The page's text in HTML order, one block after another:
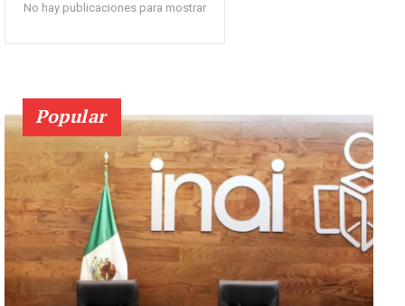
No hay publicaciones para mostrar
Popular